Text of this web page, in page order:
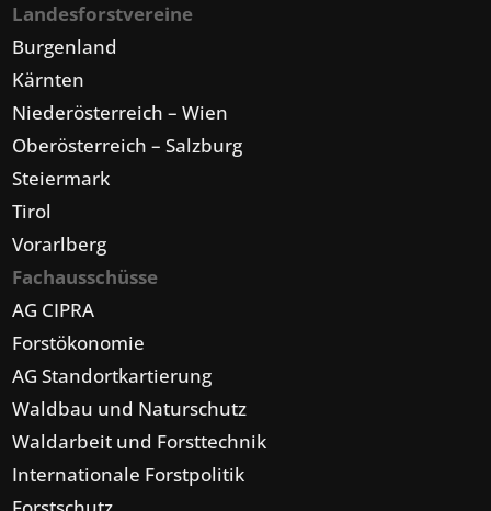
Landesforstvereine
Burgenland
Kärnten
Niederösterreich – Wien
Oberösterreich – Salzburg
Steiermark
Tirol
Vorarlberg
Fachausschüsse
AG CIPRA
Forstökonomie
AG Standortkartierung
Waldbau und Naturschutz
Waldarbeit und Forsttechnik
Internationale Forstpolitik